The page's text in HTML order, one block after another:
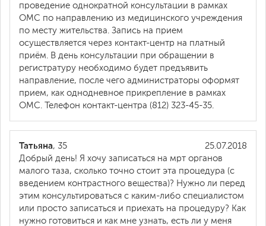
проведение однократной консультации в рамках
ОМС по направлению из медицинского учреждения
по месту жительства. Запись на прием
осуществляется через контакт-центр на платный
приём. В день консультации при обращении в
регистратуру необходимо будет предъявить
направление, после чего администраторы оформят
прием, как однодневное прикрепление в рамках
ОМС. Телефон контакт-центра (812) 323-45-35.
25.07.2018
Татьяна, 35
Добрый день! Я хочу записаться на мрт органов
малого таза, сколько точно стоит эта процедура (с
введением контрастного вещества)? Нужно ли перед
этим консультироваться с каким-либо специалистом
или просто записаться и приехать на процедуру? Как
нужно готовиться и как мне узнать, есть ли у меня